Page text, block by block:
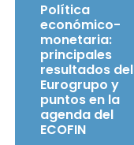
Política
económico-
monetaria:
principales
resultados del
Eurogrupo y
puntos en la
agenda del
ECOFIN